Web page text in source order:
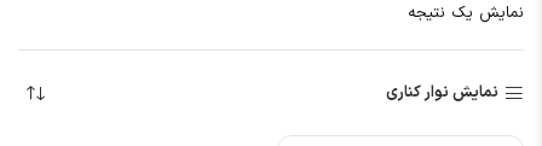
نمایش یک نتیجه
نمایش نوار کناری